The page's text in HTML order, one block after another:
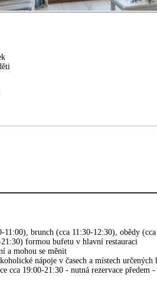
11:00), brunch (cca 11:30-12:30), obědy
21:30) formou bufetu v hlavní restauraci
a mohou se měnit
nápoje v časech a místech určených
cca 19:00-21:30 - nutná rezervace předem